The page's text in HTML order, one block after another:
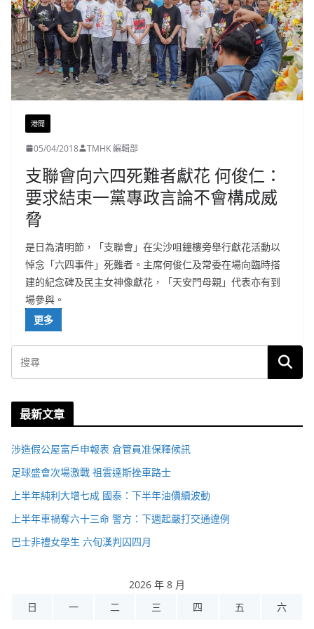
港聞
05/04/2018 TMHK 編輯部
支聯會向六四死難者獻花 何俊仁：
要求結束一黨專政言論不會構成威
脅
是日為清明節，「支聯會」在尖沙咀鐘樓旁舉行獻花活動以
悼念「六四事件」死難者。主席何俊仁及常委在場向臨時搭
建的紀念碑及民主女神像獻花，「天安門母親」代表亦有到
場參與。
更多
最新文章
涉造假公屋富戶申報表 倉管員准保釋候訊
足球盛會次場激戰 祖雲達斯挫車路士
上半年純利大增七成 國泰：下半年油價續波動
上半年車禍奪六十三命 警方：下週起嚴打交通違例
巴士非禮女學生 六旬漢判囚四月
2026 年 8 月
日
一 二 三 四 五 六